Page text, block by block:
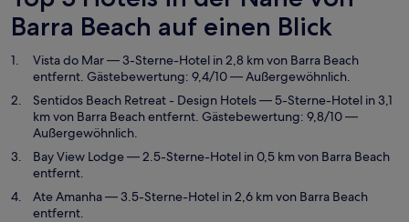
Barra Beach auf einen Blick
Vista do Mar— 3-Sterne-Hotel in 2,8 km von Barra Beach
entfernt. Gästebewertung: 9,4/10 — Außergewöhnlich.
Sentidos Beach Retreat - Design Hotels— 5-Sterne-Hotel in 3,1
km von Barra Beach entfernt. Gästebewertung: 9,8/10 —
Außergewöhnlich.
Bay View Lodge— 2.5-Sterne-Hotel in 0,5 km von Barra Beach
entfernt.
Ate Amanha— 3.5-Sterne-Hotel in 2,6 km von Barra Beach
entfernt.